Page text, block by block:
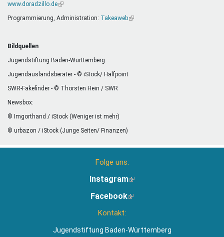
www.doradzillo.de(Link
extern)
Programmierung, Administration: Takeaweb(Link
Bildquellen
Jugendstiftung Baden-Württemberg
Jugendauslandsberater - © iStock/ Halfpoint
SWR-Fakefinder - © Thorsten Hein / SWR
Newsbox:
© Imgorthand / iStock (Weniger ist mehr)
© urbazon / iStock (Junge Seiten/ Finanzen)
Folge uns:
Instagram(Link
extern)
Facebook(Link
Kontakt:
Jugendstiftung Baden-Württemberg